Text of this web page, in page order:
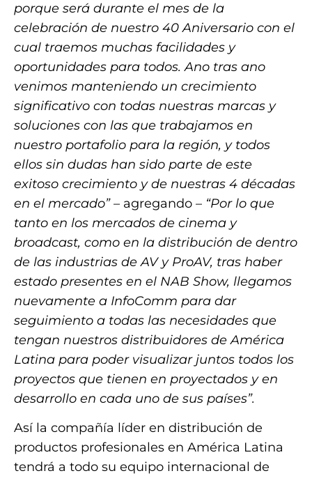
porque será durante el mes de la
celebración de nuestro 40 Aniversario con el
cual traemos muchas facilidades y
oportunidades para todos. Ano tras ano
venimos manteniendo un crecimiento
significativo con todas nuestras marcas y
soluciones con las que trabajamos en
nuestro portafolio para la región, y todos
ellos sin dudas han sido parte de este
exitoso crecimiento y de nuestras 4 décadas
en el mercado”– agregando – “Por lo que
tanto en los mercados de cinema y
broadcast, como en la distribución de dentro
de las industrias de AV y ProAV, tras haber
estado presentes en el NAB Show, llegamos
nuevamente a InfoComm para dar
seguimiento a todas las necesidades que
tengan nuestros distribuidores de América
Latina para poder visualizar juntos todos los
proyectos que tienen en proyectados y en
desarrollo en cada uno de sus países”.
Así la compañía líder en distribución de
productos profesionales en América Latina
tendrá a todo su equipo internacional de